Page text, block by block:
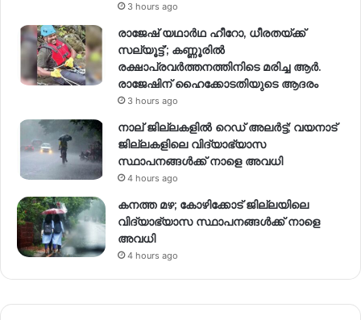
3 hours ago
രാജേഷ് യഥാര്‍ഥ ഹീറോ, ധീരതയ്ക്ക്
സല്യൂട്ട്’; കണ്ണൂരിൽ
രക്ഷാപ്രവര്‍ത്തനത്തിനിടെ മരിച്ച ആര്‍.
രാജേഷിന് ഹൈക്കോടതിയുടെ ആദരം
3 hours ago
നാല് ജില്ലകളിൽ റെഡ് അലർട്ട്; വയനാട്
ജില്ലകളിലെ വിദ്യാഭ്യാസ
സ്ഥാപനങ്ങൾക്ക് നാളെ അവധി
4 hours ago
കനത്ത മഴ; കോഴിക്കോട് ജില്ലയിലെ
വിദ്യാഭ്യാസ സ്ഥാപനങ്ങൾക്ക് നാളെ
അവധി
4 hours ago